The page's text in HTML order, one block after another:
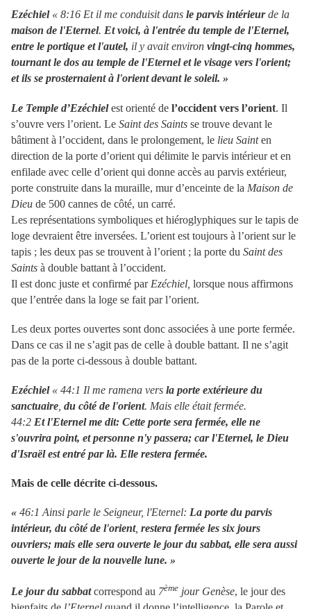
Ezéchiel« 8:16 Et il me conduisit dans le parvis intérieurde la
maison de l'Eternel. Et voici, à l'entrée du temple de l'Eternel,
entre le portique et l'autel, il y avait environ vingt-cinq hommes,
tournant le dos au temple de l'Eternel et le visage vers l'orient;
et ils se prosternaient à l'orient devant le soleil. »
Le Temple d’Ezéchielest orienté de l’occident vers l’orient. Il
s’ouvre vers l’orient. Le Saint des Saints se trouve devant le
bâtiment à l’occident, dans le prolongement, le lieu Sainten
direction de la porte d’orient qui délimite le parvis intérieur et en
enfilade avec celle d’orient qui donne accès au parvis extérieur,
porte construite dans la muraille, mur d’enceinte de la Maison de
Dieu de 500 cannes de côté, un carré.
Les représentations symboliques et hiéroglyphiques sur le tapis de
loge devraient être inversées. L’orient est toujours à l’orient sur le
tapis ; les deux pas se trouvent à l’orient ; la porte du Saint des
Saints à double battant à l’occident.
Il est donc juste et confirmé par Ezéchiel, lorsque nous affirmons
que l’entrée dans la loge se fait par l’orient.
Les deux portes ouvertes sont donc associées à une porte fermée.
Dans ce cas il ne s’agit pas de celle à double battant. Il ne s’agit
pas de la porte ci-dessous à double battant.
Ezéchiel « 44:1 Il me ramena vers la porte extérieure du
sanctuaire du côté de l'orient. Mais elle était fermée.
44:2 Et l'Eternel me dit: Cette porte sera fermée, elle ne
s'ouvrira point, et personne n'y passera; car l'Eternel, le Dieu
d'Israël est entré par là. Elle restera fermée.
Mais de celle décrite ci-dessous.
« 46:1 Ainsi parle le Seigneur, l'Eternel: La porte du parvis
intérieur, du côté de l'orient, restera fermée les six jours
ouvriers; mais elle sera ouverte le jour du sabbat, elle sera aussi
ouverte le jour de la nouvelle lune. »
Le jour du sabbatcorrespond au 7ème jour Genèse, le jour des